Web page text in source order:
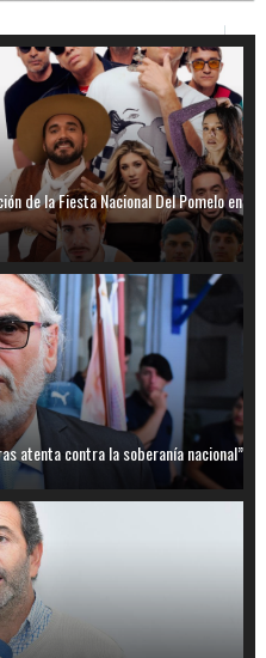
de la Fiesta Nacional Del Pomelo en
atenta contra la soberanía nacional”